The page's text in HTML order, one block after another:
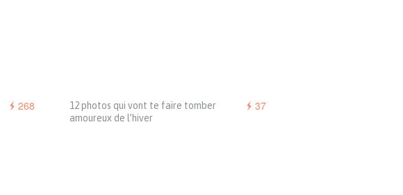
268 37
12 photos qui vont te faire tomber
amoureux de l’hiver